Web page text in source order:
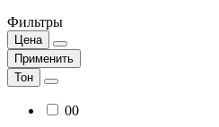
Фильтры
Цена
Применить
Тон
00